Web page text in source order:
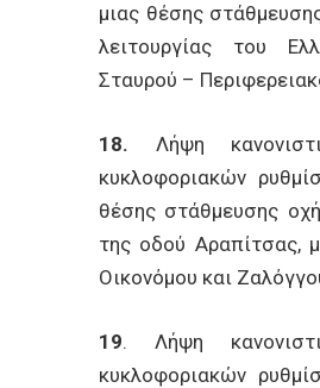
μιας θέσης
λειτουργίας του
Σταυρού –
18. Λήψη
κυκλοφοριακών
θέσης στάθμευσης
της οδού Αραπίτσας,
Οικονόμου και
19. Λήψη
κυκλοφοριακών